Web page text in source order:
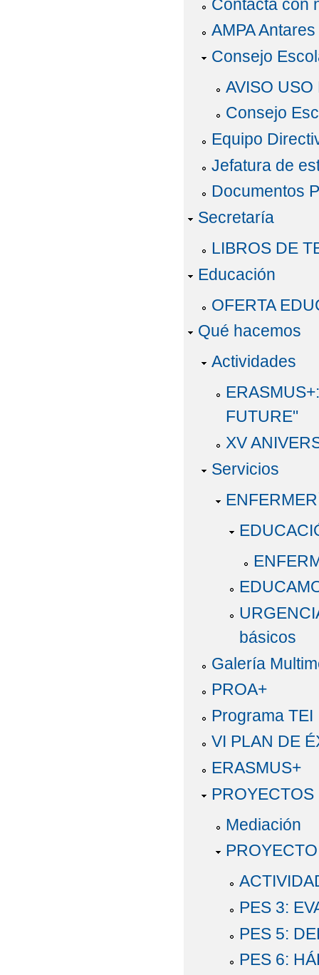
Contacta con
AMPA Antares
Consejo
AVISO
Consejo
Equipo
Jefatura de
Documentos
Secretaría
LIBROS DE
Educación
OFERTA
Qué hacemos
Actividades
FUTURE"
XV
Servicios
básicos
Galería
PROA+
Programa TEI
VI PLAN DE
ERASMUS+
Mediación
PES 3:
PES 5:
PES 6: